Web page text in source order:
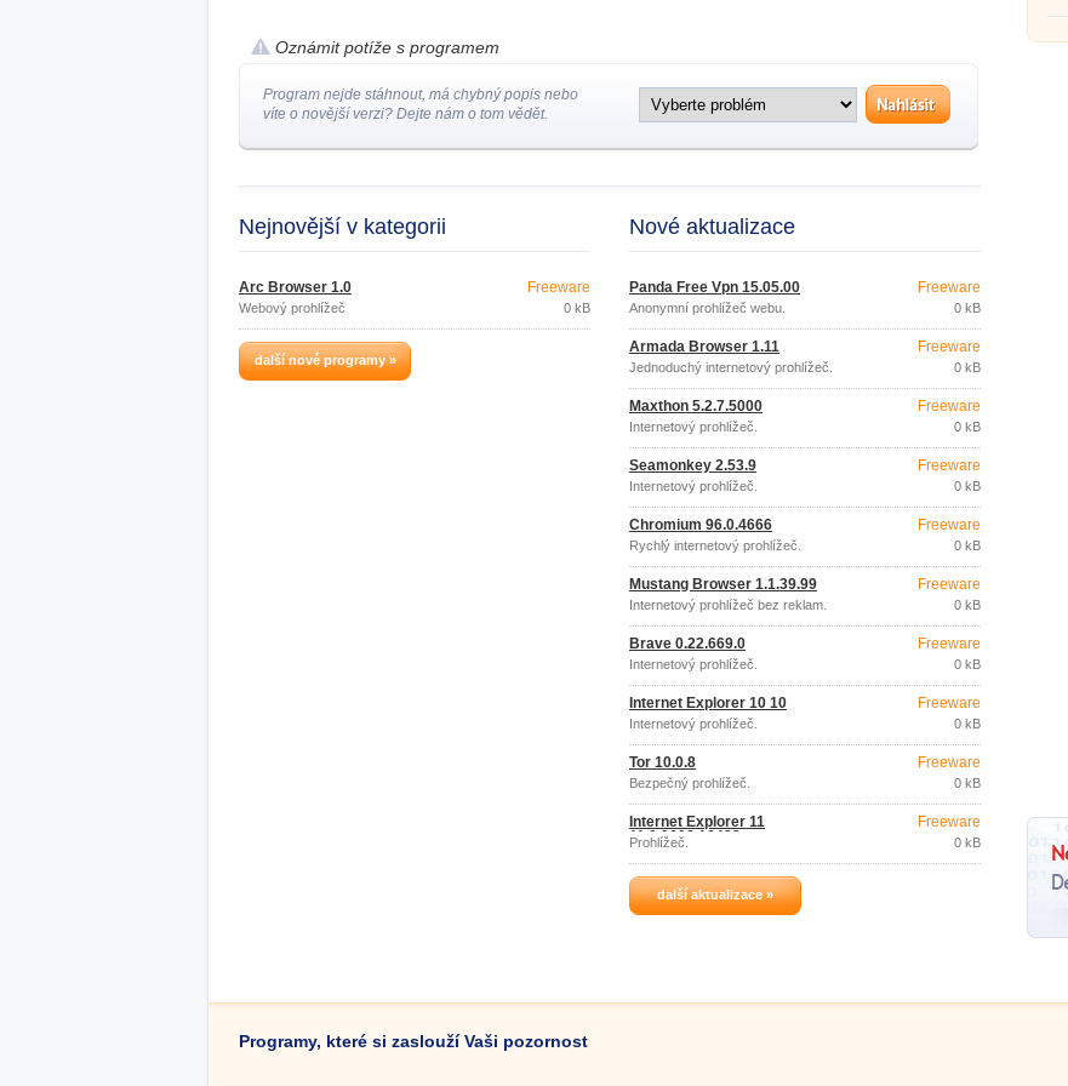
Oznámit potíže s programem
Program nejde stáhnout, má chybný popis nebo
víte o novější verzi? Dejte nám o tom vědět.
Nejnovější v kategorii
Arc Browser 1.0
Webový prohlížeč
Freeware
0 kB
další nové programy »
Nové aktualizace
Panda Free Vpn 15.05.00
Anonymní prohlížeč webu.
Freeware
0 kB
Armada Browser 1.11
Jednoduchý internetový prohlížeč.
Freeware
0 kB
Maxthon 5.2.7.5000
Internetový prohlížeč.
Freeware
0 kB
Seamonkey 2.53.9
Internetový prohlížeč.
Freeware
0 kB
Chromium 96.0.4666
Rychlý internetový prohlížeč.
Freeware
0 kB
Mustang Browser 1.1.39.99
Internetový prohlížeč bez reklam.
Freeware
0 kB
Brave 0.22.669.0
Internetový prohlížeč.
Freeware
0 kB
Internet Explorer 10 10
Internetový prohlížeč.
Freeware
0 kB
Tor 10.0.8
Bezpečný prohlížeč.
Freeware
0 kB
Internet Explorer 11
11.0.9600.16428
Prohlížeč.
Freeware
0 kB
další aktualizace »
Programy, které si zaslouží Vaši pozornost